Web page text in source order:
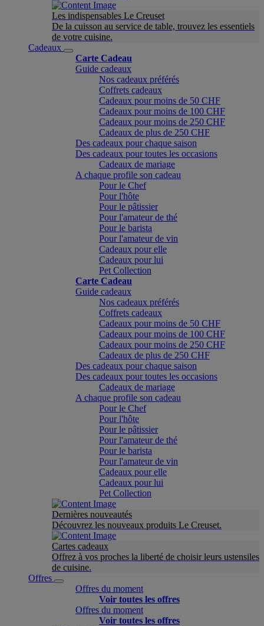
Les indispensables Le Creuset
De la cuisson au service de table, trouvez les essentiels
de votre cuisine.
Cadeaux
Carte Cadeau
Guide cadeaux
Nos cadeaux préférés
Coffrets cadeaux
Cadeaux pour moins de 50 CHF
Cadeaux pour moins de 100 CHF
Cadeaux pour moins de 250 CHF
Cadeaux de plus de 250 CHF
Des cadeaux pour chaque saison
Des cadeaux pour toutes les occasions
Cadeaux de mariage
A chaque profile son cadeau
Pour le Chef
Pour l'hôte
Pour le pâtissier
Pour l'amateur de thé
Pour le barista
Pour l'amateur de vin
Cadeaux pour elle
Cadeaux pour lui
Pet Collection
Carte Cadeau
Guide cadeaux
Nos cadeaux préférés
Coffrets cadeaux
Cadeaux pour moins de 50 CHF
Cadeaux pour moins de 100 CHF
Cadeaux pour moins de 250 CHF
Cadeaux de plus de 250 CHF
Des cadeaux pour chaque saison
Des cadeaux pour toutes les occasions
Cadeaux de mariage
A chaque profile son cadeau
Pour le Chef
Pour l'hôte
Pour le pâtissier
Pour l'amateur de thé
Pour le barista
Pour l'amateur de vin
Cadeaux pour elle
Cadeaux pour lui
Pet Collection
Dernières nouveautés
Découvrez les nouveaux produits Le Creuset.
Cartes cadeaux
Offrez à vos proches la liberté de choisir leurs ustensiles
de cuisine.
Offres
Offres du moment
Voir toutes les offres
Offres du moment
Voir toutes les offres